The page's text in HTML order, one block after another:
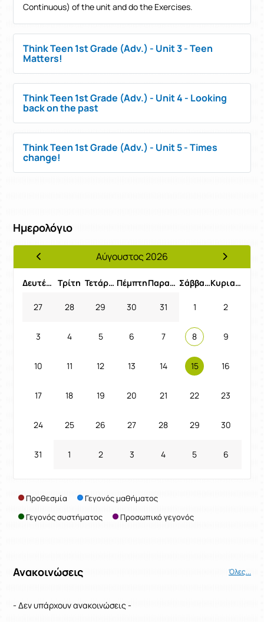
Continuous) of the unit and do the Exercises.
Think Teen 1st Grade (Adv.) - Unit 3 - Teen
Matters!
Think Teen 1st Grade (Adv.) - Unit 4 - Looking
back on the past
Think Teen 1st Grade (Adv.) - Unit 5 - Times
change!
Ημερολόγιο
Προηγούμενος ΜήναςΑύγουστος 2026
Επόμενος
Δευτέρα Τρίτη Τετάρτη Πέμπτη Παρασκευή Σάββατο Κυριακή
27 28 29 30 31 1 2
3 4 5 6 7 8 9
10 11 12 13 14 15 16
17 18 19 20 21 22 23
24 25 26 27 28 29 30
31 1 2 3 4 5 6
Προθεσμία
Γεγονός μαθήματος
Γεγονός συστήματος
Προσωπικό γεγονός
Ανακοινώσεις Όλες...
- Δεν υπάρχουν ανακοινώσεις -